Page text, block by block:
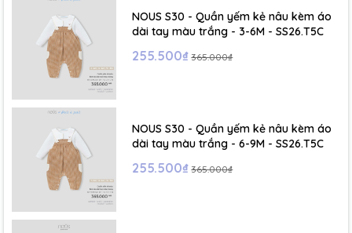
NOUS S30 - Quần yếm kẻ nâu kèm áo
dài tay màu trắng - 3-6M - SS26.T5C
255.500₫ 365.000₫
NOUS S30 - Quần yếm kẻ nâu kèm áo
dài tay màu trắng - 6-9M - SS26.T5C
255.500₫ 365.000₫